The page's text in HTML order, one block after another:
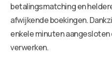
betalingsmatching en
afwijkende boekingen.
enkele minuten
verwerken.